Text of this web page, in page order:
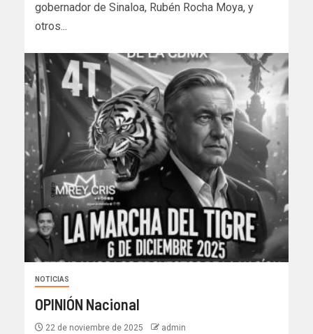
gobernador de Sinaloa, Rubén Rocha Moya, y
otros...
NOTICIAS
OPINIÓN Nacional
22 de noviembre de 2025 admin